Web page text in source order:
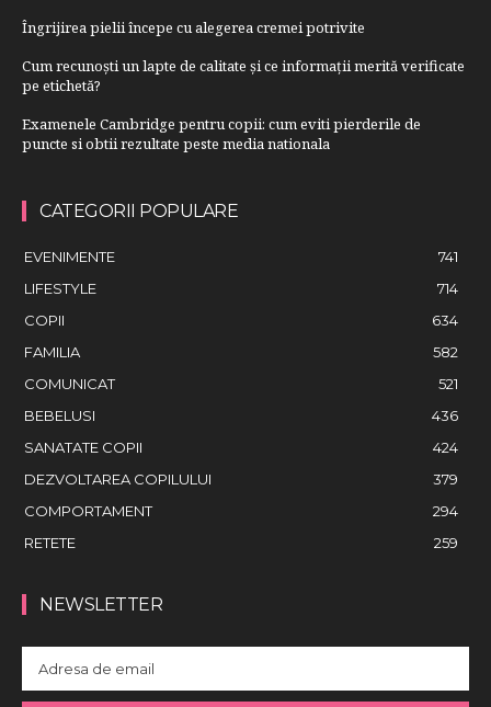
Îngrijirea pielii începe cu alegerea cremei potrivite
Cum recunoști un lapte de calitate și ce informații merită verificate
pe etichetă?
Examenele Cambridge pentru copii: cum eviti pierderile de
puncte si obtii rezultate peste media nationala
CATEGORII POPULARE
EVENIMENTE
741
LIFESTYLE
714
COPII
634
FAMILIA
582
COMUNICAT
521
BEBELUSI
436
SANATATE COPII
424
DEZVOLTAREA COPILULUI
379
COMPORTAMENT
294
RETETE
259
NEWSLETTER